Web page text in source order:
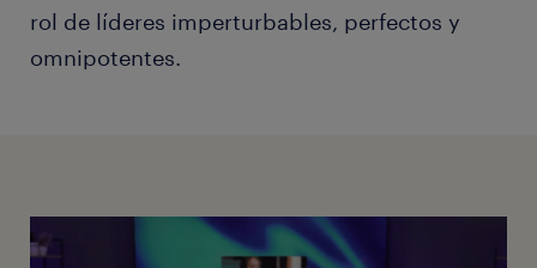
rol de líderes imperturbables, perfectos y
omnipotentes.